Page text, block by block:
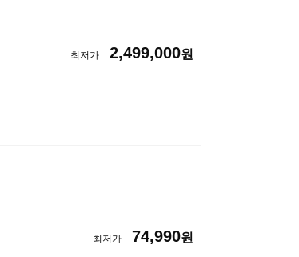
최저가 2,499,000원
최저가 74,990원